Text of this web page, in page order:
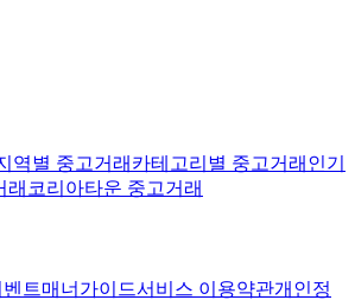
역별 중고거래 카테고리별 중고거래 인기
래 코리아타운 중고거래
벤트매너가이드서비스 이용약관개인정